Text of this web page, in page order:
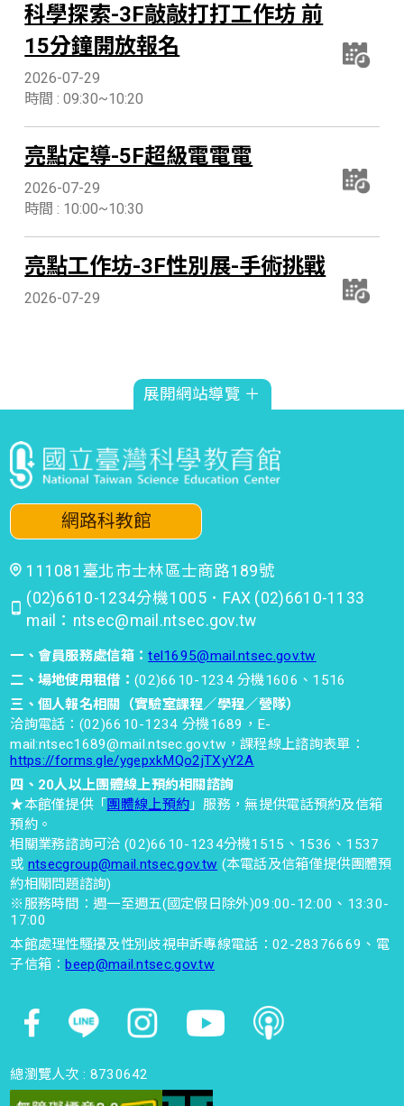
科學探索-3F敲敲打打工作坊 前
15分鐘開放報名
2026-07-29
時間 : 09:30~10:20
亮點定導-5F超級電電電
2026-07-29
時間 : 10:00~10:30
亮點工作坊-3F性別展-手術挑戰
2026-07-29
科學探索-3F敲敲打打工作坊 前
15分鐘開放報名
2026-07-29
時間 : 10:00~12:00
週六限定-5F物理區-小桌子科學
童為主）
2026-07-29
時間 : 10:30~11:00
科學胖卡-5F家庭中的科學-電燈
2026-07-29
時間 : 10:30~11:00
亮點工作坊-3F性別展-我的設計
挑戰
2026-07-29
時間 : 10:30~11:00
科學show-5F初探劇場
2026-07-29
15分鐘開放報名
展開網站導覽 ＋
網路科教館
111081臺北市士林區士商路189號
(02)6610-1234分機1005．FAX (02)6610-1133
mail：ntsec@mail.ntsec.gov.tw
一、會員服務處信箱：tel1695@mail.ntsec.gov.tw
二、場地使用租借： (02)6610-1234 分機1606、1516
三、個人報名相關（實驗室課程／學程／營隊）
洽詢電話：(02)6610-1234 分機1689，E-
mail:ntsec1689@mail.ntsec.gov.tw，課程線上諮詢表單：
https://forms.gle/ygepxkMQo2jTXyY2A
四、20人以上團體線上預約相關諮詢
★本館僅提供「 團體線上預約 」服務，無提供電話預約及信箱
預約。
相關業務諮詢可洽 (02)6610-1234分機1515、1536、1537
或 ntsecgroup@mail.ntsec.gov.tw (本電話及信箱僅提供團體預
約相關問題諮詢)
※服務時間：週一至週五(國定假日除外)09:00-12:00、13:30-
17:00
本館處理性騷擾及性別歧視申訴專線電話：02-28376669、電
子信箱：beep@mail.ntsec.gov.tw
總瀏覽人次 : 8730642